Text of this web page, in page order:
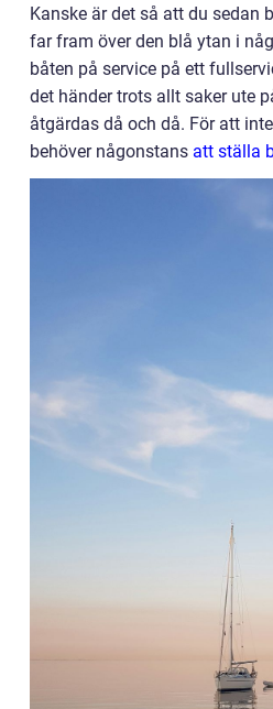
Kanske är det så att du sedan
far fram över den blå ytan i
båten på service på ett
det händer trots allt saker ute
åtgärdas då och då. För att
behöver någonstans att ställa